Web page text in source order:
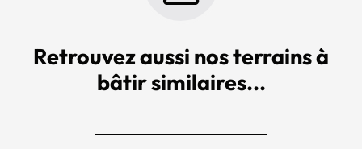
Retrouvez aussi nos terrains à
bâtir similaires...